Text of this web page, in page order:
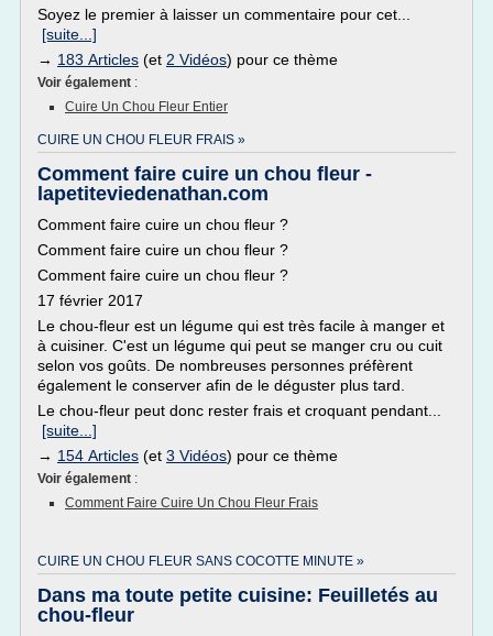
Soyez le premier à laisser un commentaire pour cet...
[suite...]
→ 183 Articles (et 2 Vidéos) pour ce thème
Voir également :
Cuire Un Chou Fleur Entier
CUIRE UN CHOU FLEUR FRAIS »
Comment faire cuire un chou fleur -
lapetiteviedenathan.com
Comment faire cuire un chou fleur ?
Comment faire cuire un chou fleur ?
Comment faire cuire un chou fleur ?
17 février 2017
Le chou-fleur est un légume qui est très facile à manger et
à cuisiner. C'est un légume qui peut se manger cru ou cuit
selon vos goûts. De nombreuses personnes préfèrent
également le conserver afin de le déguster plus tard.
Le chou-fleur peut donc rester frais et croquant pendant...
[suite...]
→ 154 Articles (et 3 Vidéos) pour ce thème
Voir également :
Comment Faire Cuire Un Chou Fleur Frais
CUIRE UN CHOU FLEUR SANS COCOTTE MINUTE »
Dans ma toute petite cuisine: Feuilletés au
chou-fleur